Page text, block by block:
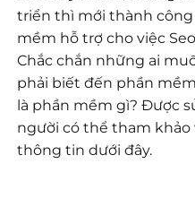
triển thì mới thành công
mềm hỗ trợ cho việc
Chắc chắn những ai
phải biết đến phần
là phần mềm gì? Được
người có thể tham
thông tin dưới đây.